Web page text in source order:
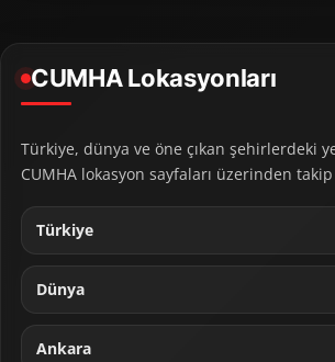
CUMHA Lokasyonları
Türkiye, dünya ve öne çıkan şehirlerdeki
CUMHA lokasyon sayfaları üzerinden
Türkiye
Dünya
Ankara